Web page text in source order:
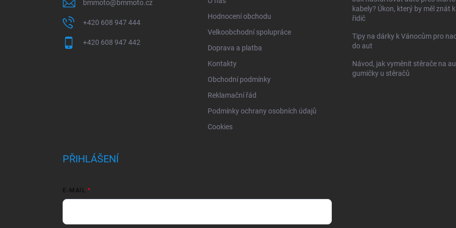
bmmoto@bmmoto.cz
+420 608 947 444
+420 608 947 442
Hodnocení obchodu
Velkoobchodní spolupráce
Doprava a platba
Kontakty
Obchodní podmínky
Reklamační řád
Podmínky ochrany osobních údajů
Cookies
kabely? Úkon, který by měl znát
řidič
Tipy na dárky k Vánocům pro
do aut
Návod, jak vyměnit stěrače na
gumičky u stěračů
PŘIHLÁŠENÍ
E-MAIL